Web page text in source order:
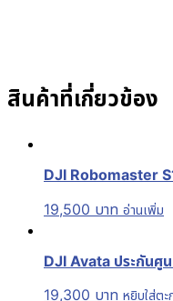
สินค้าที่เกี่ยวข้อง
DJI Robomaster
19,500 บาท อ่านเพิ่ม
DJI Avata ประกันศู
19,300 บาท หยิบใส่ตะ